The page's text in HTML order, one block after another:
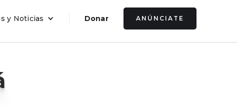
y Noticias Donar ANÚNCIATE